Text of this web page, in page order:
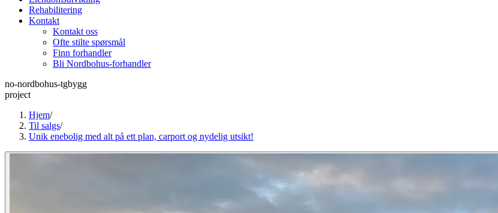
Rehabilitering
Kontakt
Kontakt oss
Ofte stilte spørsmål
Finn forhandler
Bli Nordbohus-forhandler
no-nordbohus-tgbygg
project
Hjem/
Til salgs/
Unik enebolig med alt på ett plan, carport og nydelig utsikt!